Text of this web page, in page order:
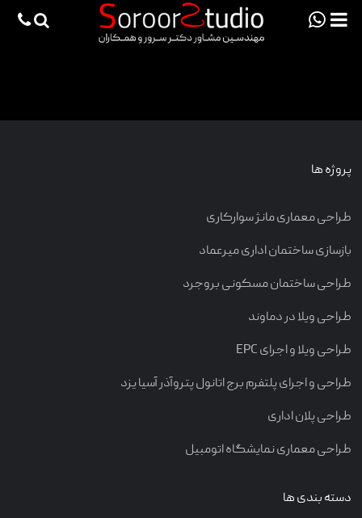
viewportchecker
×
مقالات
خدمات
ثبت سفارش طراحی آنلاین
طراحی
اجرا
درباره ما
تماس با ما
| طراحی لابی
پروژه ها
طراحی معماری مانژ سوارکاری
بازسازی ساختمان اداری میرعماد
طراحی ساختمان مسکونی بروجرد
طراحی ویلا در دماوند
طراحی ویلا و اجرای EPC
طراحی و اجرای پلتفرم برج اتانول پتروآذر آسیا یزد
طراحی پلان اداری
طراحی معماری نمایشگاه اتومبیل
دسته بندی ها